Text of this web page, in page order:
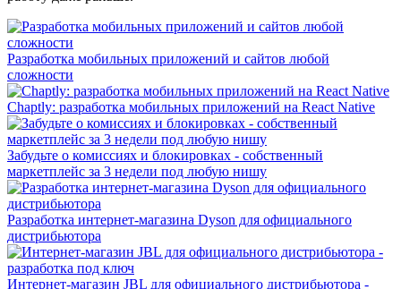
Разработка мобильных приложений и сайтов любой
сложности
Chaptly: разработка мобильных приложений на React Native
Забудьте о комиссиях и блокировках - собственный
маркетплейс за 3 недели под любую нишу
Разработка интернет-магазина Dyson для официального
дистрибьютора
Интернет-магазин JBL для официального дистрибьютора -